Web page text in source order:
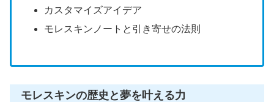
カスタマイズアイデア
モレスキンノートと引き寄せの法則
モレスキンの歴史と夢を叶える力